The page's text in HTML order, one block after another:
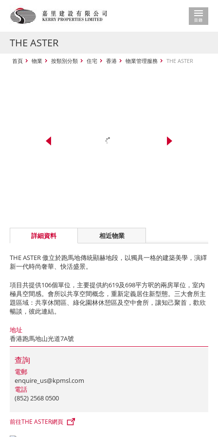
THE ASTER
首頁 物業 按類別分類 住宅 香港 物業管理服務 THE ASTER
詳細資料 相近物業
THE ASTER 傲立於跑馬地傳統顯赫地段，以獨具一格的建築美學，演繹
新一代時尚奢華、快活盛景。
項目共提供106個單位，主要提供約619及698平方呎的兩房單位，室內
極具空間感。會所以共享空間概念，重新定義居住新型態。三大會所主
題區域：共享休閒區、綠化園林休憩區及空中會所，讓知己聚首，歡欣
暢談，彼此連結。
地址
香港跑馬地山光道7A號
查詢
電郵
enquire_us@kpmsl.com
電話
(852) 2568 0500
前往THE ASTER網頁